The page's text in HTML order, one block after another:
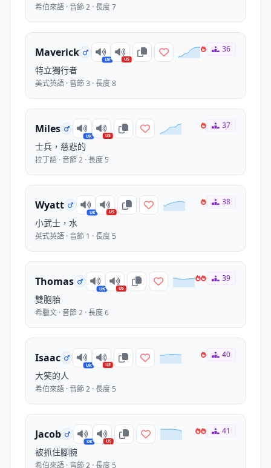
希伯來語 · 音節 2 · 長度 7
Maverick
UK US
特立獨行者
美式英語 · 音節 3 · 長度 8
36
Miles
UK US
士兵，慈悲的
拉丁語 · 音節 2 · 長度 5
37
Wyatt
UK US
小武士，水
英式英語 · 音節 1 · 長度 5
38
Thomas
UK US
雙胞胎
希臘文 · 音節 2 · 長度 6
39
Isaac
UK US
大笑的人
希伯來語 · 音節 2 · 長度 5
40
Jacob
UK US
被抓住腳腕
希伯來語 · 音節 2 · 長度 5
41